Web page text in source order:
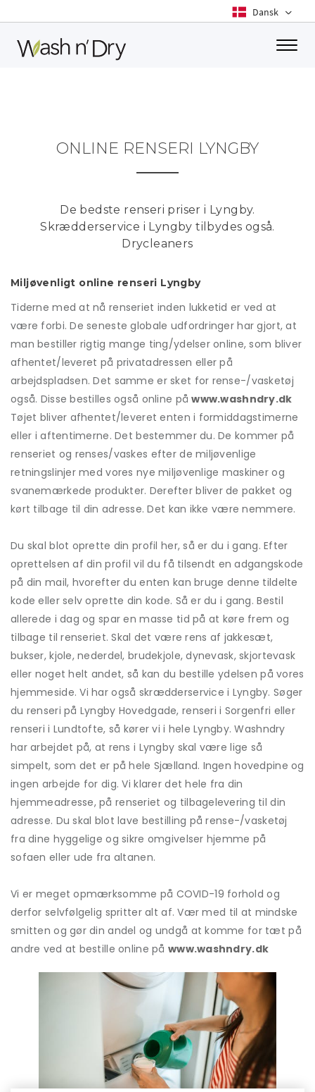
ONLINE RENSERI LYNGBY
De bedste renseri priser i Lyngby.
Skrædderservice i Lyngby tilbydes også.
Drycleaners
Miljøvenligt online renseri Lyngby
Tiderne med at nå renseriet inden lukketid er ved at
være forbi. De seneste globale udfordringer har gjort, at
man bestiller rigtig mange ting/ydelser online, som bliver
afhentet/leveret på privatadressen eller på
arbejdspladsen. Det samme er sket for rense-/vasketøj
også. Disse bestilles også online påwww.washndry.dk
Tøjet bliver afhentet/leveret enten i formiddagstimerne
eller i aftentimerne. Det bestemmer du. De kommer på
renseriet og renses/vaskes efter de miljøvenlige
retningslinjer med vores nye miljøvenlige maskiner og
svanemærkede produkter. Derefter bliver de pakket og
kørt tilbage til din adresse. Det kan ikke være nemmere.
Du skal blot oprette din profil her, så er du i gang. Efter
oprettelsen af din profil vil du få tilsendt en adgangskode
på din mail, hvorefter du enten kan bruge denne tildelte
kode eller selv oprette din kode. Så er du i gang. Bestil
allerede i dag og spar en masse tid på at køre frem og
tilbage til renseriet. Skal det være rens af jakkesæt,
bukser, kjole, nederdel, brudekjole, dynevask, skjortevask
eller noget helt andet, så kan du bestille ydelsen på vores
hjemmeside. Vi har også skrædderservice i Lyngby. Søger
du renseri på Lyngby Hovedgade, renseri i Sorgenfri eller
renseri i Lundtofte, så kører vi i hele Lyngby. Washndry
har arbejdet på, at rens i Lyngby skal være lige så
simpelt, som det er på hele Sjælland. Ingen hovedpine og
ingen arbejde for dig. Vi klarer det hele fra din
hjemmeadresse, på renseriet og tilbagelevering til din
adresse. Du skal blot lave bestilling på rense-/vasketøj
fra dine hyggelige og sikre omgivelser hjemme på
sofaen eller ude fra altanen.
Vi er meget opmærksomme på COVID-19 forhold og
derfor selvfølgelig spritter alt af. Vær med til at mindske
smitten og gør din andel og undgå at komme for tæt på
andre ved at bestille online på www.washndry.dk